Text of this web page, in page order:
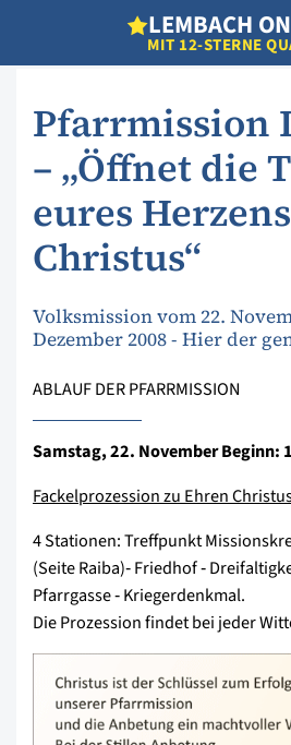
LEMBACH O
MIT 12-STERNE
Pfarrmission
– „Öffnet die
eures
Christus“
Volksmission vom 22.
Dezember 2008 - Hier der
ABLAUF DER PFARRMISSION
Samstag, 22. November Beginn:
Fackelprozession zu Ehren
4 Stationen: Treffpunkt
(Seite Raiba)‐ Friedhof ‐
Pfarrgasse ‐ Kriegerdenkmal.
Die Prozession findet bei jeder